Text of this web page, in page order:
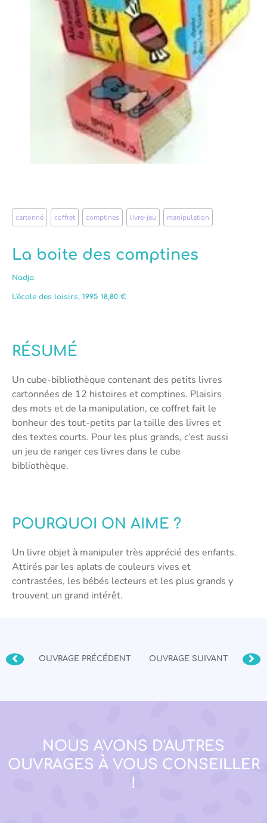
cartonné coffret comptines livre-jeu manipulation
La boite des comptines
Nadja
L'école des loisirs, 1995 18,80 €
RÉSUMÉ
Un cube-bibliothèque contenant des petits livres
cartonnées de 12 histoires et comptines. Plaisirs
des mots et de la manipulation, ce coffret fait le
bonheur des tout-petits par la taille des livres et
des textes courts. Pour les plus grands, c’est aussi
un jeu de ranger ces livres dans le cube
bibliothèque.
POURQUOI ON AIME ?
Un livre objet à manipuler très apprécié des enfants.
Attirés par les aplats de couleurs vives et
contrastées, les bébés lecteurs et les plus grands y
trouvent un grand intérêt.
OUVRAGE PRÉCÉDENT OUVRAGE SUIVANT
NOUS AVONS D'AUTRES
OUVRAGES À VOUS CONSEILLER
!